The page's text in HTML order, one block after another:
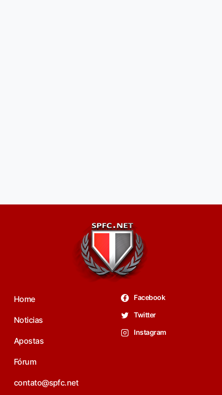
Home
Noticias
Apostas
Fórum
contato@spfc.net
Facebook
Twitter
Instagram